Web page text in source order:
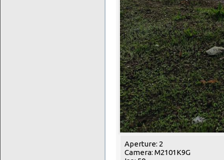
Aperture: 2
Camera: M2101K9G